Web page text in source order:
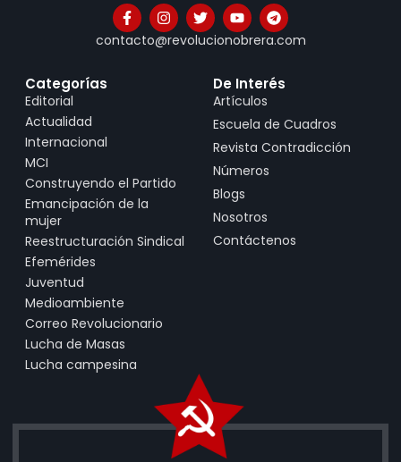
contacto@revolucionobrera.com
Categorías
Editorial
Actualidad
Internacional
MCI
Construyendo el Partido
Emancipación de la
mujer
Reestructuración Sindical
Efemérides
Juventud
Medioambiente
Correo Revolucionario
Lucha de Masas
Lucha campesina
De Interés
Artículos
Escuela de Cuadros
Revista Contradicción
Números
Blogs
Nosotros
Contáctenos